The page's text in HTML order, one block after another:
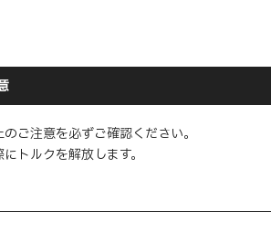
ご注意を必ずご確認ください。
トルクを解放します。